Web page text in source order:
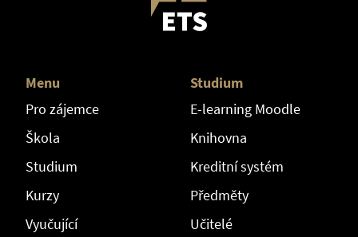
Menu
Pro zájemce
Škola
Studium
Kurzy
Vyučující
Studium
E-learning Moodle
Knihovna
Kreditní systém
Předměty
Učitelé